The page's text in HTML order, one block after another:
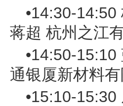
•14:30-
蒋超 杭州之江
•14:50-
通银厦新材料
•15:10-